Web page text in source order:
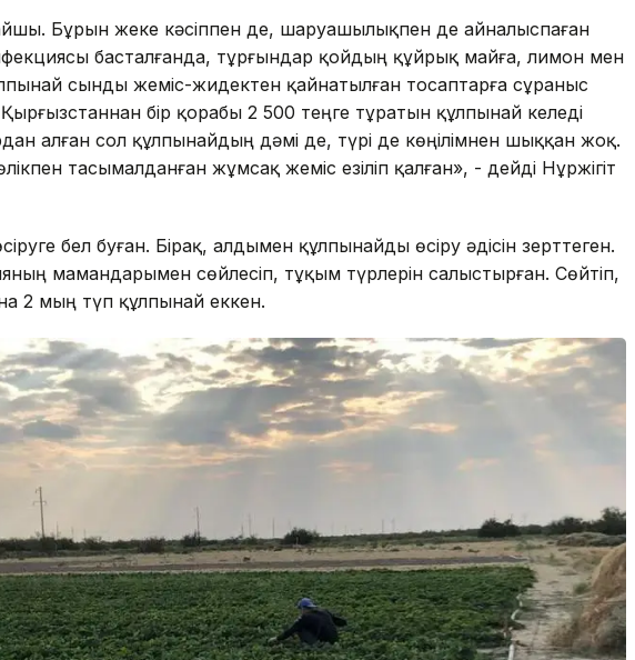
Бұрын жеке кәсіппен де, шаруашылықпен де айналыспаған
басталғанда, тұрғындар қойдың құйрық майға, лимон мен
сынды жеміс-жидектен қайнатылған тосаптарға сұраныс
бір қорабы 2 500 теңге тұратын құлпынай келеді
алған сол құлпынайдың дәмі де, түрі де көңілімнен шыққан жоқ.
тасымалданған жұмсақ жеміс езіліп қалған», - дейді Нұржігіт
бел буған. Бірақ, алдымен құлпынайды өсіру әдісін зерттеген.
мамандарымен сөйлесіп, тұқым түрлерін салыстырған. Сөйтіп,
2 мың түп құлпынай еккен.